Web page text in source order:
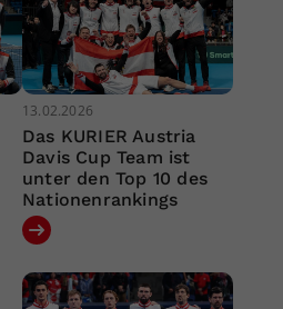
13.02.2026
Das KURIER Austria
Davis Cup Team ist
unter den Top 10 des
Nationenrankings